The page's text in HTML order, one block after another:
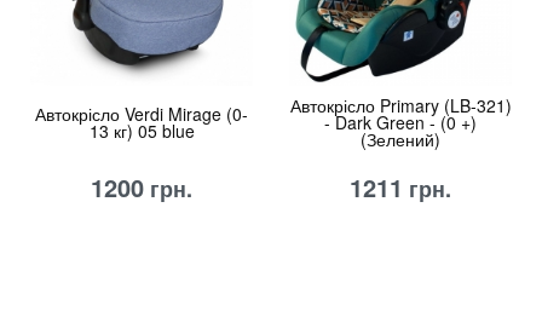
Автокрісло Verdi Mirage (0-
13 кг) 05 blue
1200 грн.
Автокрісло Primary (LB-321)
- Dark Green - (0 +)
(Зелений)
1211 грн.